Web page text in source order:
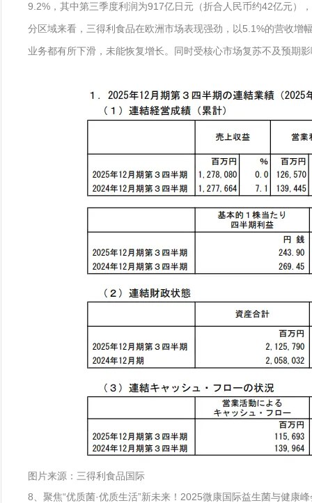
9.2%，其中第三季度利润为917亿日元（折合人民币约42亿元）
分区域来看，三得利食品在欧洲市场表现强劲，以5.1%的营收
业务都有所下滑，未能恢复增长。同时受核心市场复苏不及预期
图片来源：三得利食品国际
8、聚焦“优质菌·优质生活”新未来！2025微康国际益生菌与健康